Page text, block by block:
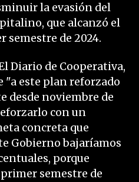
la evasión del
que alcanzó el
semestre de 2024.
Diario de Cooperativa,
"a este plan reforzado
desde noviembre de
con un
concreta que
Gobierno bajaríamos
porque
semestre de